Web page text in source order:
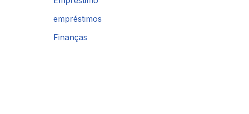
empréstimos
Finanças